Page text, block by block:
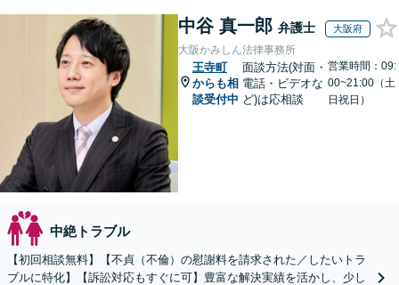
中谷 真一郎 弁護士 大阪府
大阪かみしん法律事務所
王寺町
からも相
談受付中
面談方法(対面・
電話・ビデオな
ど)は応相談
営業時間：09:
00~21:00（土
日祝日）
中絶トラブル
【初回相談無料】【不貞（不倫）の慰謝料を請求された／したいトラ
ブルに特化】【訴訟対応もすぐに可】豊富な解決実績を活かし、少し